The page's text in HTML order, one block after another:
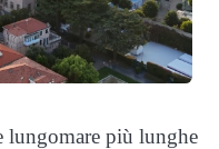
lungomare più lunghe